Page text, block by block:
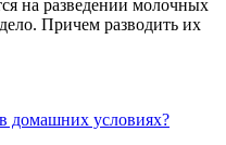
на разведении молочных
Причем разводить их
домашних условиях?